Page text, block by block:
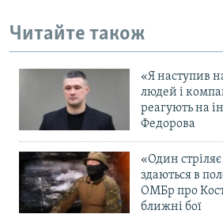
Читайте також
«Я наступив
людей і
реагують на
Федорова
«Один стріляє
здаються в
ОМБр про
ближні бої